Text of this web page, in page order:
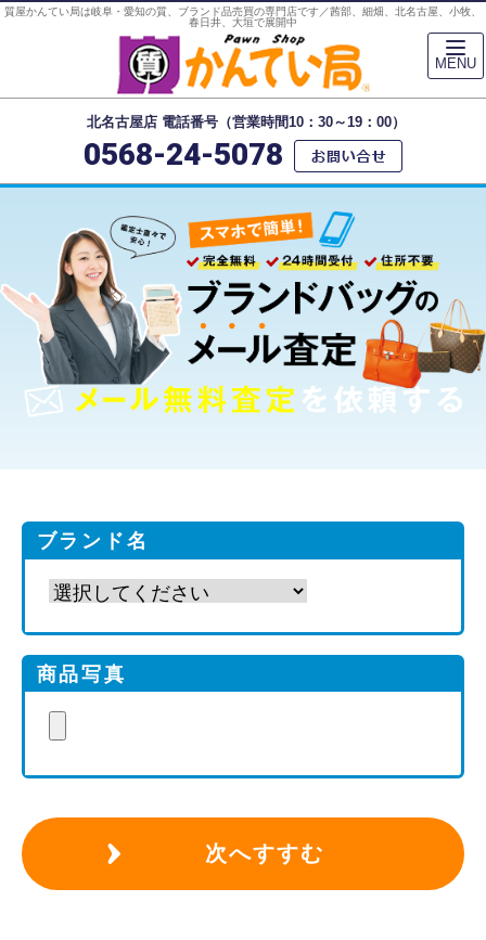
質屋かんてい局は岐阜・愛知の質、ブランド品売買の専門店です／茜部、細畑、北名古屋、小牧、
春日井、大垣で展開中
北名古屋店 電話番号（営業時間10：30～19：00）
0568-24-5078
ブランド名
商品写真
次へすすむ
MENU